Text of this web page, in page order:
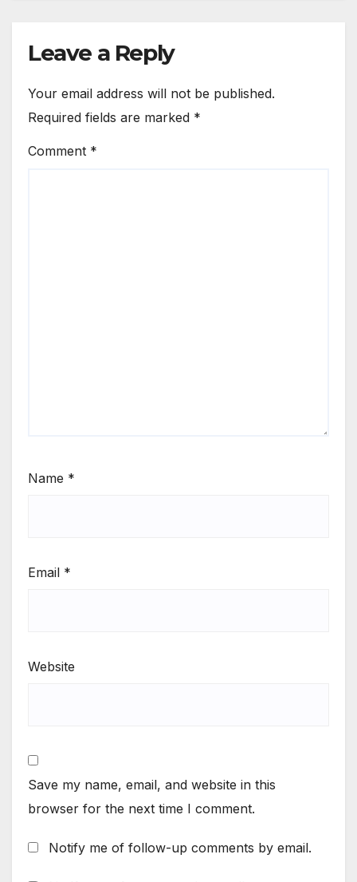
Leave a Reply
Your email address will not be published.
Required fields are marked *
Comment *
Name *
Email *
Website
Save my name, email, and website in this
browser for the next time I comment.
Notify me of follow-up comments by email.